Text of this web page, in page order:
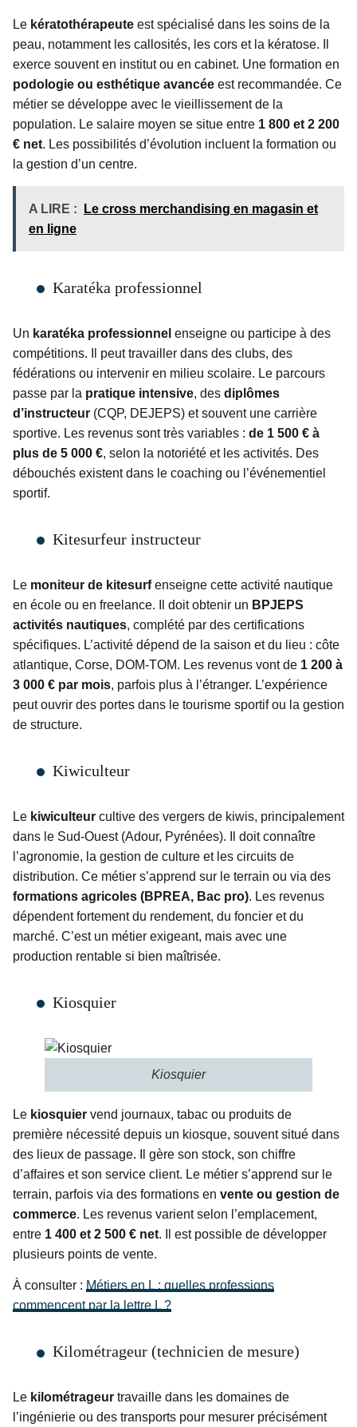
Le kératothérapeute est spécialisé dans les soins de la
peau, notamment les callosités, les cors et la kératose. Il
exerce souvent en institut ou en cabinet. Une formation en
podologie ou esthétique avancée est recommandée. Ce
métier se développe avec le vieillissement de la
population. Le salaire moyen se situe entre 1 800 et 2 200
€ net. Les possibilités d’évolution incluent la formation ou
la gestion d’un centre.
A LIRE :
Le cross merchandising en magasin et
en ligne
Karatéka professionnel
Un karatéka professionnel enseigne ou participe à des
compétitions. Il peut travailler dans des clubs, des
fédérations ou intervenir en milieu scolaire. Le parcours
passe par la pratique intensive, des diplômes
d’instructeur (CQP, DEJEPS) et souvent une carrière
sportive. Les revenus sont très variables : de 1 500 € à
plus de 5 000 €, selon la notoriété et les activités. Des
débouchés existent dans le coaching ou l’événementiel
sportif.
Kitesurfeur instructeur
Le moniteur de kitesurfenseigne cette activité nautique
en école ou en freelance. Il doit obtenir un BPJEPS
activités nautiques, complété par des certifications
spécifiques. L’activité dépend de la saison et du lieu : côte
atlantique, Corse, DOM-TOM. Les revenus vont de 1 200 à
3 000 € par mois, parfois plus à l’étranger. L’expérience
peut ouvrir des portes dans le tourisme sportif ou la gestion
de structure.
Kiwiculteur
Le kiwiculteur cultive des vergers de kiwis, principalement
dans le Sud-Ouest (Adour, Pyrénées). Il doit connaître
l’agronomie, la gestion de culture et les circuits de
distribution. Ce métier s’apprend sur le terrain ou via des
formations agricoles (BPREA, Bac pro). Les revenus
dépendent fortement du rendement, du foncier et du
marché. C’est un métier exigeant, mais avec une
production rentable si bien maîtrisée.
Kiosquier
Kiosquier
Le kiosquier vend journaux, tabac ou produits de
première nécessité depuis un kiosque, souvent situé dans
des lieux de passage. Il gère son stock, son chiffre
d’affaires et son service client. Le métier s’apprend sur le
terrain, parfois via des formations en vente ou gestion de
commerce. Les revenus varient selon l’emplacement,
entre 1 400 et 2 500 € net. Il est possible de développer
plusieurs points de vente.
À consulter : Métiers en L : quelles professions
commencent par la lettre L ?
Kilométrageur (technicien de mesure)
Le kilométrageur travaille dans les domaines de
l’ingénierie ou des transports pour mesurer précisément